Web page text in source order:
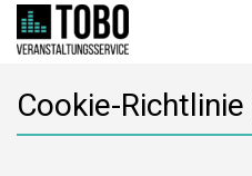
Cookie-Richtlinie